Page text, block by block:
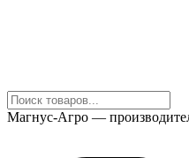
Магнус-Агро —